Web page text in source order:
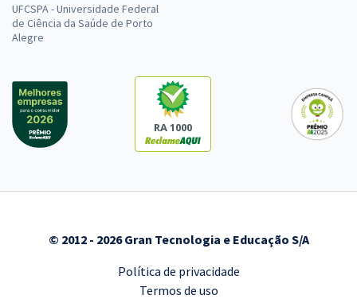
UFCSPA - Universidade Federal
de Ciência da Saúde de Porto
Alegre
RA 1000
© 2012 - 2026 Gran Tecnologia e Educação S/A
Política de privacidade
Termos de uso